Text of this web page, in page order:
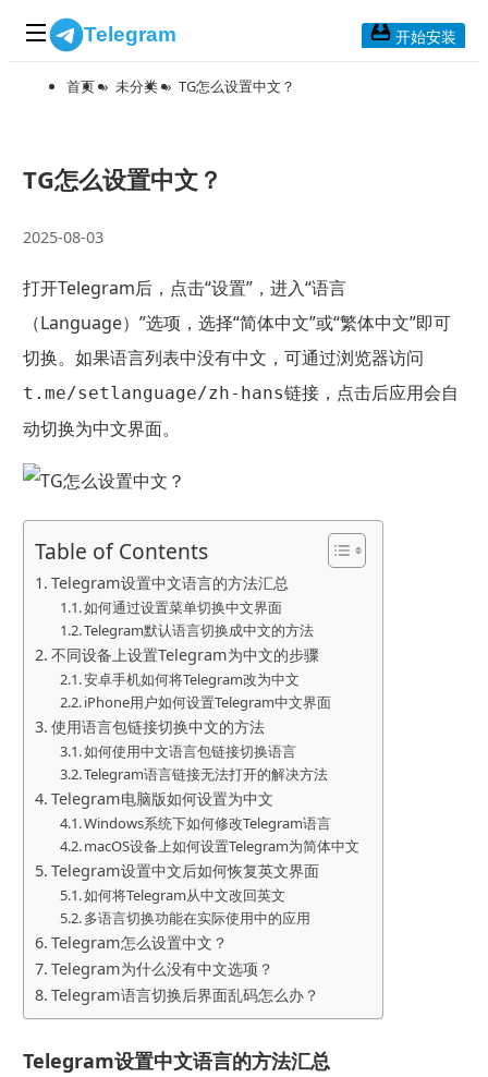
Telegram
应用下载
Telegram Mac版
Telegram安卓版
Telegram Web版
开始安装
首页 » 未分类 » TG怎么设置中文？
TG怎么设置中文？
2025-08-03
打开Telegram后，点击“设置”，进入“语言
（Language）”选项，选择“简体中文”或“繁体中文”即可
切换。如果语言列表中没有中文，可通过浏览器访问
t.me/setlanguage/zh-hans链接，点击后应用会自
动切换为中文界面。
Table of Contents
Telegram设置中文语言的方法汇总
如何通过设置菜单切换中文界面
Telegram默认语言切换成中文的方法
不同设备上设置Telegram为中文的步骤
安卓手机如何将Telegram改为中文
iPhone用户如何设置Telegram中文界面
使用语言包链接切换中文的方法
如何使用中文语言包链接切换语言
Telegram语言链接无法打开的解决方法
Telegram电脑版如何设置为中文
Windows系统下如何修改Telegram语言
macOS设备上如何设置Telegram为简体中文
Telegram设置中文后如何恢复英文界面
如何将Telegram从中文改回英文
多语言切换功能在实际使用中的应用
Telegram怎么设置中文？
Telegram为什么没有中文选项？
Telegram语言切换后界面乱码怎么办？
Telegram设置中文语言的方法汇总